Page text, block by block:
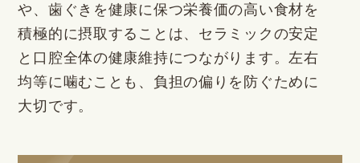
や、歯ぐきを健康に保つ栄養価の高い食材を
積極的に摂取することは、セラミックの安定
と口腔全体の健康維持につながります。左右
均等に噛むことも、負担の偏りを防ぐために
大切です。